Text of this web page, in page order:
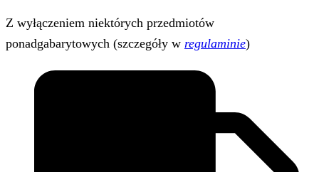
Z wyłączeniem niektórych przedmiotów
ponadgabarytowych (szczegóły w regulaminie)